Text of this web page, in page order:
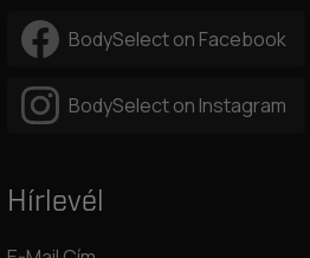
BodySelect on Facebook
BodySelect on Instagram
Hírlevél